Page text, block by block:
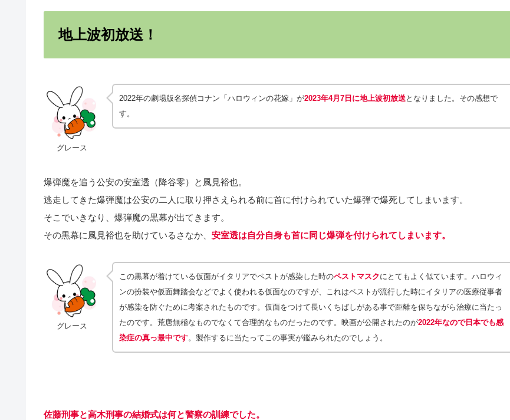
地上波初放送！
グレース
2022年の劇場版名探偵コナン「ハロウィンの花嫁」が2023年4月7日に地上波初放送となりました。その感想で
す。
爆弾魔を追う公安の安室透（降谷零）と風見裕也。
逃走してきた爆弾魔は公安の二人に取り押さえられる前に首に付けられていた爆弾で爆死してしまいます。
そこでいきなり、爆弾魔の黒幕が出てきます。
その黒幕に風見裕也を助けているさなか、 安室透は自分自身も首に同じ爆弾を付けられてしまいます。
グレース
この黒幕が着けている仮面がイタリアでペストが感染した時のペストマスクにとてもよく似ています。ハロウィ
ンの扮装や仮面舞踏会などでよく使われる仮面なのですが、これはペストが流行した時にイタリアの医療従事者
が感染を防ぐために考案されたものです。仮面をつけて長いくちばしがある事で距離を保ちながら治療に当たっ
たのです。荒唐無稽なものでなくて合理的なものだったのです。映画が公開されたのが2022年なので日本でも感
染症の真っ最中です。製作するに当たってこの事実が鑑みられたのでしょう。
佐藤刑事と高木刑事の結婚式は何と警察の訓練でした。